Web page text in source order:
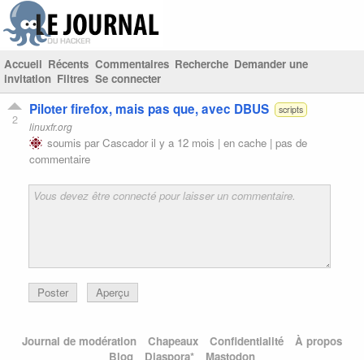
Accueil Récents Commentaires Recherche Demander une
invitation Filtres Se connecter
2
Piloter firefox, mais pas que, avec DBUS scripts
linuxfr.org
soumis parCascadoril y a 12 mois | en cache | pas de
commentaire
Poster Aperçu
Journal de modération Chapeaux Confidentialité
À propos
Blog
Diaspora* Mastodon